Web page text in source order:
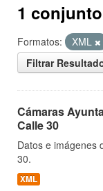
1
Formatos: XML
Filtrar
Cámaras
Calle 30
Datos e imágenes
30.
XML